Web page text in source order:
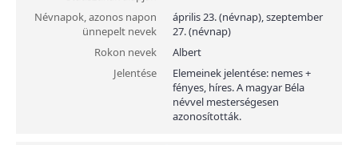
Névnapok, azonos napon
ünnepelt nevek
április 23. (névnap), szeptember
27. (névnap)
Rokon nevek
Albert
Jelentése
Elemeinek jelentése: nemes +
fényes, híres. A magyar Béla
névvel mesterségesen
azonosították.